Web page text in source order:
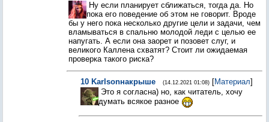
Ну если планирует сближаться, тогда да. Но
пока его поведение об этом не говорит. Вроде
бы у него пока несколько другие цели и задачи, чем
вламываться в спальню молодой леди с целью ее
напугать. А если она заорет и позовет слуг, и
великого Каллена схватят? Стоит ли ожидаемая
проверка такого риска?
10 Karlsonнакрыше (14.12.2021 01:08) [Материал]
Это я согласна) но, как читатель, хочу
думать всякое разное